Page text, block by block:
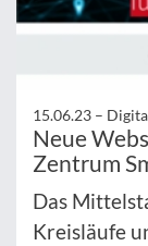
15.06.23 –
Neue
Zentrum
Das
Kreisläufe